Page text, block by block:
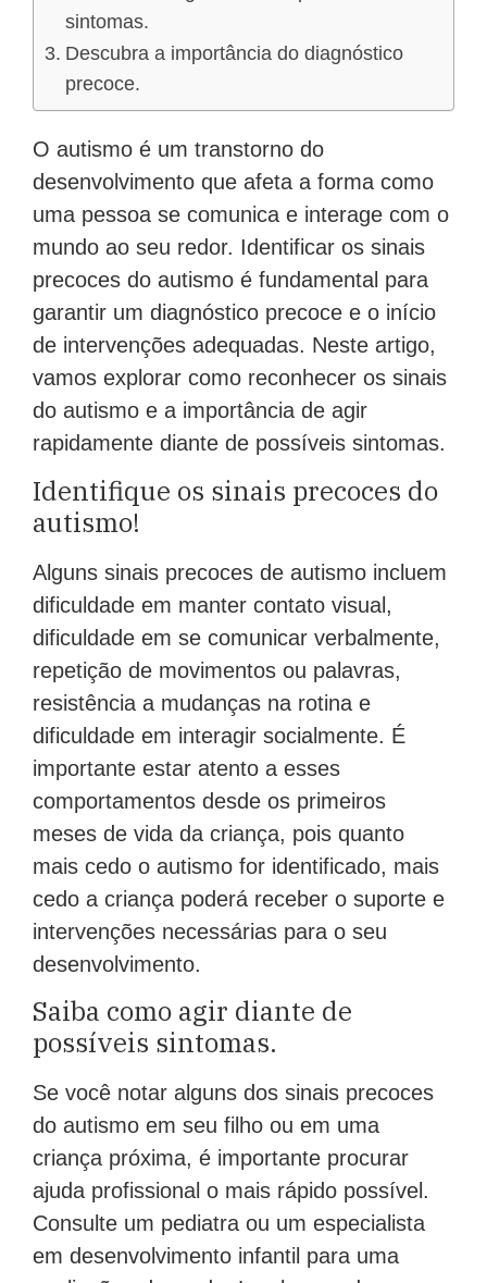
sintomas.
Descubra a importância do diagnóstico
precoce.
O autismo é um transtorno do
desenvolvimento que afeta a forma como
uma pessoa se comunica e interage com o
mundo ao seu redor. Identificar os sinais
precoces do autismo é fundamental para
garantir um diagnóstico precoce e o início
de intervenções adequadas. Neste artigo,
vamos explorar como reconhecer os sinais
do autismo e a importância de agir
rapidamente diante de possíveis sintomas.
Identifique os sinais precoces do
autismo!
Alguns sinais precoces de autismo incluem
dificuldade em manter contato visual,
dificuldade em se comunicar verbalmente,
repetição de movimentos ou palavras,
resistência a mudanças na rotina e
dificuldade em interagir socialmente. É
importante estar atento a esses
comportamentos desde os primeiros
meses de vida da criança, pois quanto
mais cedo o autismo for identificado, mais
cedo a criança poderá receber o suporte e
intervenções necessárias para o seu
desenvolvimento.
Saiba como agir diante de
possíveis sintomas.
Se você notar alguns dos sinais precoces
do autismo em seu filho ou em uma
criança próxima, é importante procurar
ajuda profissional o mais rápido possível.
Consulte um pediatra ou um especialista
em desenvolvimento infantil para uma